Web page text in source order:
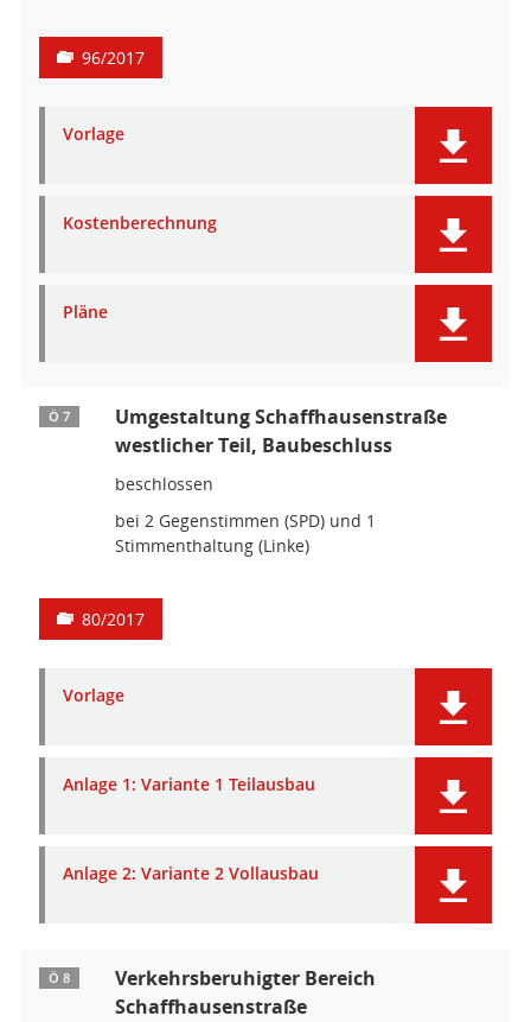
96/2017
Vorlage
Kostenberechnung
Pläne
Ö 7
Umgestaltung Schaffhausenstraße
westlicher Teil, Baubeschluss
beschlossen
bei 2 Gegenstimmen (SPD) und 1
Stimmenthaltung (Linke)
80/2017
Vorlage
Anlage 1: Variante 1 Teilausbau
Anlage 2: Variante 2 Vollausbau
Ö 8
Verkehrsberuhigter Bereich
Schaffhausenstraße